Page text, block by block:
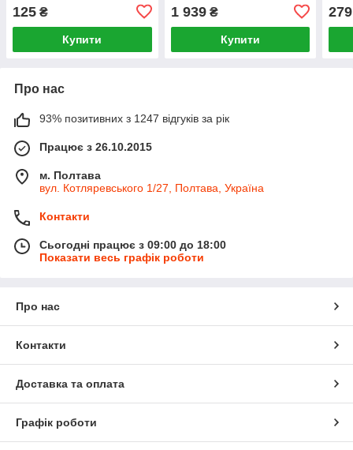
125 ₴
Купити
1 939₴
Купити
BK)
279
Про нас
93% позитивних з 1247 відгуків за рік
Працює з 26.10.2015
м. Полтава
вул. Котляревського 1/27, Полтава, Україна
Контакти
Сьогодні працює з 09:00 до 18:00
Показати весь графік роботи
Про нас
Контакти
Доставка та оплата
Графік роботи